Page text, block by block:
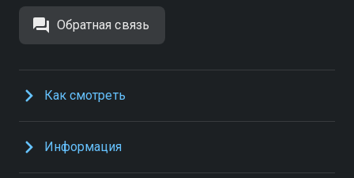
Обратная связь
Как смотреть
Информация